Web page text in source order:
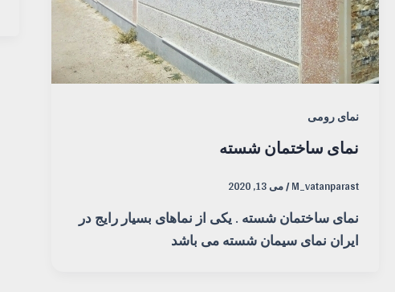
نمای رومی
نمای ساختمان شسته
M_vatanparast
/می 13, 2020
نمای ساختمان شسته . یکی از نماهای بسیار رایج در
ایران نمای سیمان شسته می باشد